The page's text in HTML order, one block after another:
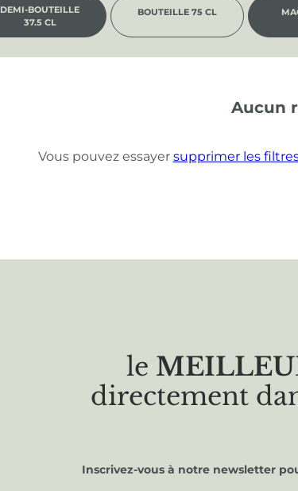
DEMI-BOUTEILLE
37.5 CL
BOUTEILLE 75 CL
Aucun
Vous pouvez essayer supprimer les
le
directement
Inscrivez-vous à notre newsletter